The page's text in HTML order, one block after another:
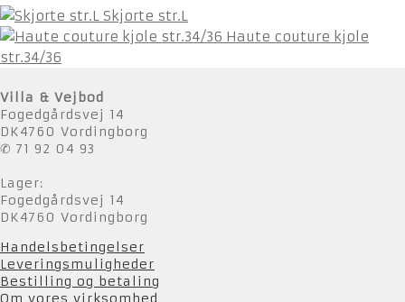
Skjorte str.L
Haute couture kjole
str.34/36
Villa & Vejbod
Fogedgårdsvej 14
DK4760 Vordingborg
✆ 71 92 04 93
Lager:
Fogedgårdsvej 14
DK4760 Vordingborg
Handelsbetingelser
Leveringsmuligheder
Bestilling og betaling
Om vores virksomhed